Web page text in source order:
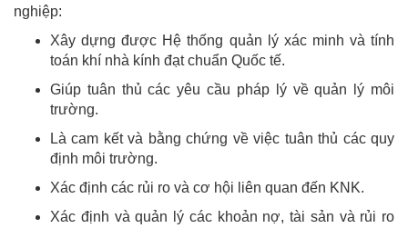
nghiệp:
Xây dựng được Hệ thống quản lý xác minh và tính
toán khí nhà kính đạt chuẩn Quốc tế.
Giúp tuân thủ các yêu cầu pháp lý về quản lý môi
trường.
Là cam kết và bằng chứng về việc tuân thủ các quy
định môi trường.
Xác định các rủi ro và cơ hội liên quan đến KNK.
Xác định và quản lý các khoản nợ, tài sản và rủi ro